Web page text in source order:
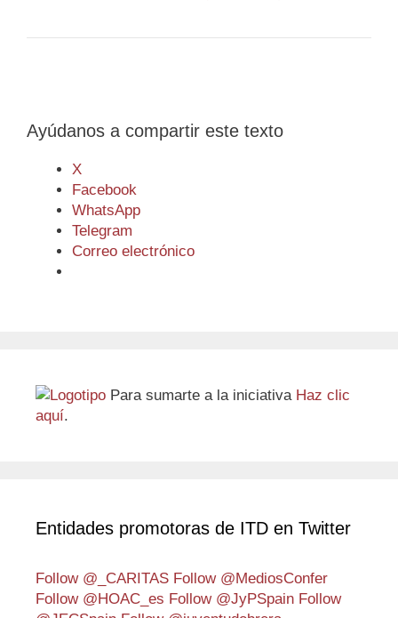
Ayúdanos a compartir este texto
X
Facebook
WhatsApp
Telegram
Correo electrónico
Para sumarte a la iniciativa Haz clic
aquí.
Entidades promotoras de ITD en Twitter
Follow @_CARITAS Follow @MediosConfer
Follow @HOAC_es Follow @JyPSpain Follow